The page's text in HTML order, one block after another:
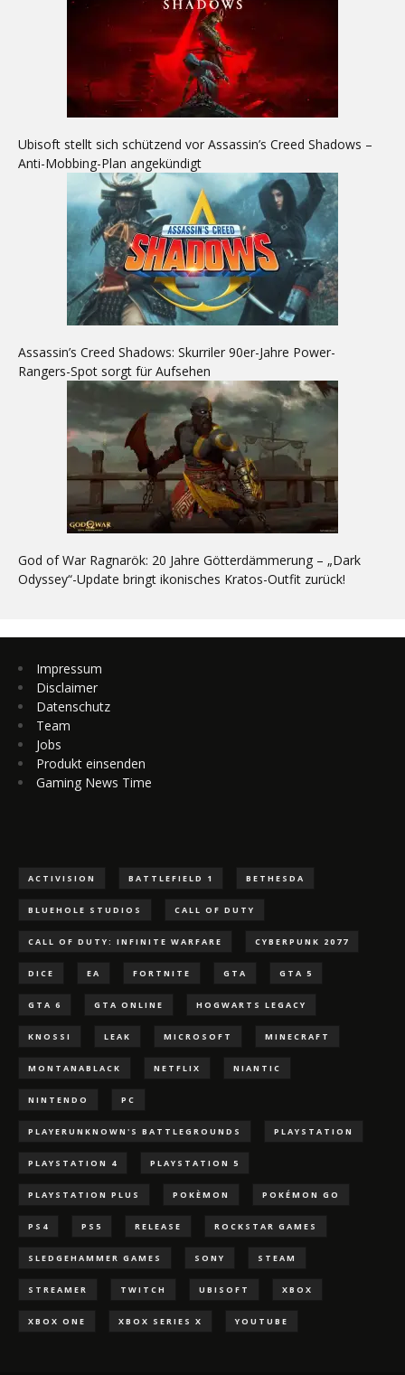
Ubisoft stellt sich schützend vor Assassin’s Creed Shadows –
Anti-Mobbing-Plan angekündigt
Assassin’s Creed Shadows: Skurriler 90er-Jahre Power-
Rangers-Spot sorgt für Aufsehen
God of War Ragnarök: 20 Jahre Götterdämmerung – „Dark
Odyssey“-Update bringt ikonisches Kratos-Outfit zurück!
Impressum
Disclaimer
Datenschutz
Team
Jobs
Produkt einsenden
Gaming News Time
ACTIVISION BATTLEFIELD 1 BETHESDA
BLUEHOLE STUDIOS CALL OF DUTY
CALL OF DUTY: INFINITE WARFARE CYBERPUNK 2077
DICE EA FORTNITE GTA GTA 5
GTA 6 GTA ONLINE HOGWARTS LEGACY
KNOSSI LEAK MICROSOFT MINECRAFT
MONTANABLACK NETFLIX NIANTIC
NINTENDO PC
PLAYERUNKNOWN'S BATTLEGROUNDS PLAYSTATION
PLAYSTATION 4 PLAYSTATION 5
PLAYSTATION PLUS POKÈMON POKÉMON GO
PS4 PS5 RELEASE ROCKSTAR GAMES
SLEDGEHAMMER GAMES SONY STEAM
STREAMER TWITCH UBISOFT XBOX
XBOX ONE XBOX SERIES X YOUTUBE